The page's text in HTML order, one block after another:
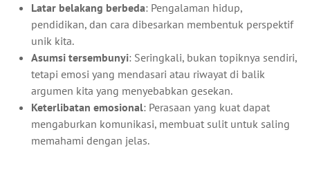
Latar belakang berbeda: Pengalaman hidup,
pendidikan, dan cara dibesarkan membentuk perspektif
unik kita.
Asumsi tersembunyi: Seringkali, bukan topiknya sendiri,
tetapi emosi yang mendasari atau riwayat di balik
argumen kita yang menyebabkan gesekan.
Keterlibatan emosional: Perasaan yang kuat dapat
mengaburkan komunikasi, membuat sulit untuk saling
memahami dengan jelas.